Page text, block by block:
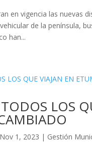
en vigencia las nuevas
de la península,
han...
LOS
Nov 1, 2023 | Gestión